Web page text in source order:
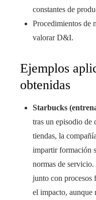
constantes de
Procedimientos de
valorar D&I.
Ejemplos
obtenidas
Starbucks
tras un episodio de
tiendas, la
impartir formación
normas de
junto con procesos
el impacto, aunque